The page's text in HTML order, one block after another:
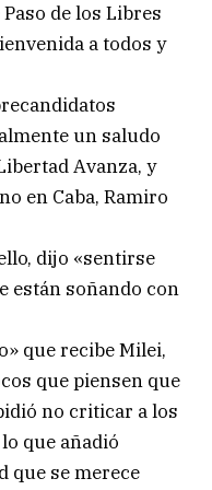
de los Libres
a todos y
un saludo
Avanza, y
en Caba, Ramiro
dijo «sentirse
están soñando con
que recibe Milei,
que piensen que
no criticar a los
que añadió
que se merece